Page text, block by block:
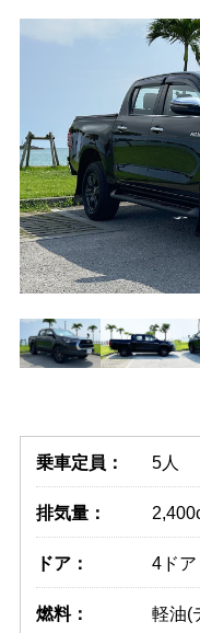
乗車定員： 5人
排気量：
ドア： 4ドア
燃料： 軽油(